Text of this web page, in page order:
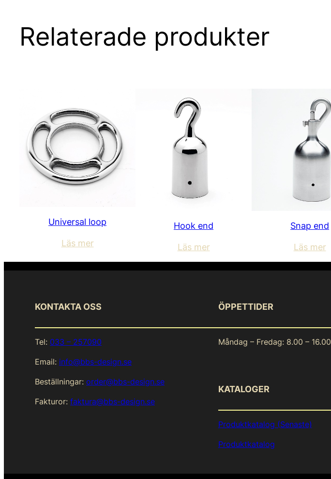
Relaterade produkter
Universal loop
Läs mer
Hook end
Läs mer
Snap end
Läs mer
KONTAKTA OSS
Tel: 033 – 257090
Email: info@bbs-design.se
Beställningar: order@bbs-design.se
Fakturor: faktura@bbs-design.se
ÖPPETTIDER
Måndag – Fredag: 8.00 – 16.00
KATALOGER
Produktkatalog (Senaste)
Produktkatalog